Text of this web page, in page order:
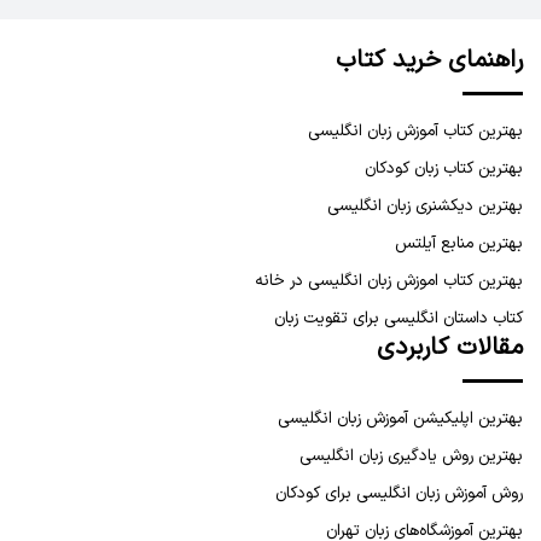
راهنمای خرید کتاب
بهترین کتاب آموزش زبان انگلیسی
بهترین کتاب زبان کودکان
بهترین دیکشنری زبان انگلیسی
بهترین منابع آیلتس
بهترین کتاب اموزش زبان انگلیسی در خانه
کتاب داستان انگلیسی برای تقویت زبان
مقالات کاربردی
بهترین اپلیکیشن آموزش زبان انگلیسی
بهترین روش یادگیری زبان انگلیسی
روش آموزش زبان انگلیسی برای کودکان
بهترین آموزشگاه‌های زبان تهران